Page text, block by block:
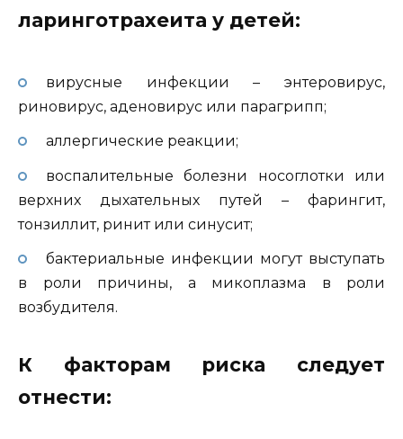
ларинготрахеита у детей:
вирусные инфекции – энтеровирус,
риновирус, аденовирус или парагрипп;
аллергические реакции;
воспалительные болезни носоглотки или
верхних дыхательных путей – фарингит,
тонзиллит, ринит или синусит;
бактериальные инфекции могут выступать
в роли причины, а микоплазма в роли
возбудителя.
К факторам риска следует
отнести: